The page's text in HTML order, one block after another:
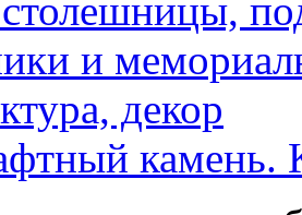
и
декор
камень.